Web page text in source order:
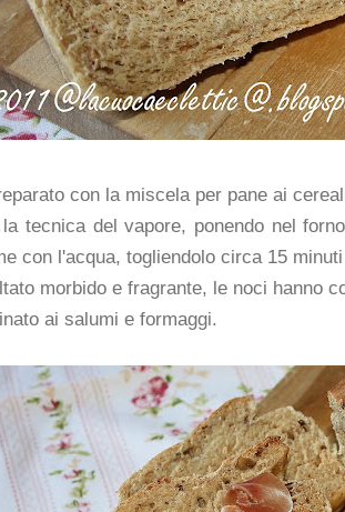
con la miscela per pane ai
tecnica del vapore, ponendo nel
con l'acqua, togliendolo circa 15
morbido e fragrante, le noci hanno
ai salumi e formaggi.